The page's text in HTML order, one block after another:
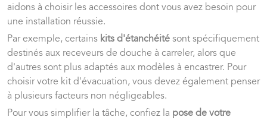
aidons à choisir les accessoires dont vous avez besoin pour
une installation réussie.
Par exemple, certains kits d'étanchéitésont spécifiquement
destinés aux receveurs de douche à carreler, alors que
d'autres sont plus adaptés aux modèles à encastrer. Pour
choisir votre kit d'évacuation, vous devez également penser
à plusieurs facteurs non négligeables.
Pour vous simplifier la tâche, confiez la pose de votre